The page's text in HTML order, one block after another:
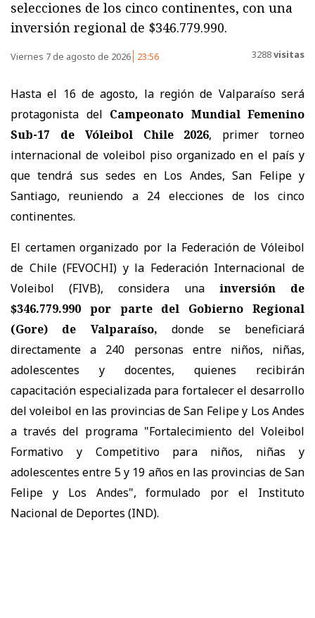
selecciones de los cinco continentes, con una
inversión regional de $346.779.990.
Viernes 7 de agosto de 2026 23:56 3288visitas
Hasta el 16 de agosto, la región de Valparaíso será
protagonista del Campeonato Mundial Femenino
Sub-17 de Vóleibol Chile 2026, primer torneo
internacional de voleibol piso organizado en el país y
que tendrá sus sedes en Los Andes, San Felipe y
Santiago, reuniendo a 24 elecciones de los cinco
continentes.
El certamen organizado por la Federación de Vóleibol
de Chile (FEVOCHI) y la Federación Internacional de
Voleibol (FIVB), considera una
inversión de
$346.779.990 por parte del Gobierno Regional
(Gore) de Valparaíso,
donde se beneficiará
directamente a 240 personas entre niños, niñas,
adolescentes y docentes, quienes recibirán
capacitación especializada para fortalecer el desarrollo
del voleibol en las provincias de San Felipe y Los Andes
a través del programa "Fortalecimiento del Voleibol
Formativo y Competitivo para niños, niñas y
adolescentes entre 5 y 19 años en las provincias de San
Felipe y Los Andes", formulado por el Instituto
Nacional de Deportes (IND).